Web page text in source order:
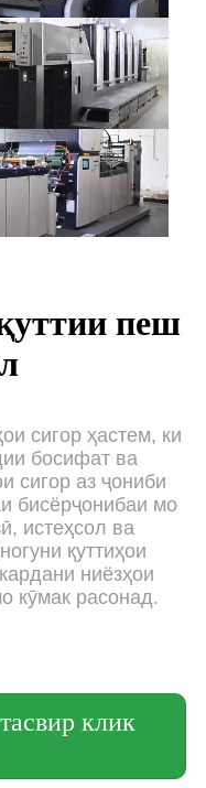
пеш
сигор ҳастем, ки
босифат ва
сигор аз ҷониби
бисёрҷонибаи мо
истеҳсол ва
қуттиҳои
ниёзҳои
кӯмак расонад.
клик